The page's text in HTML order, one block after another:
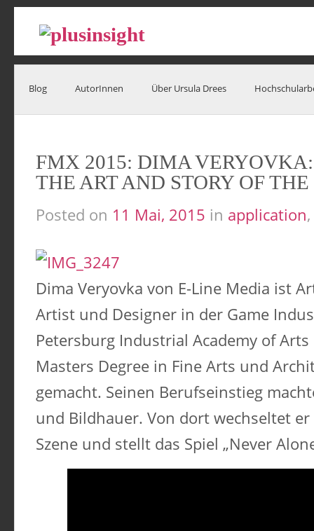
Blog AutorInnen Über Ursula Drees
FMX 2015: DIMA
THE ART AND STORY OF THE
Posted on 11 Mai, 2015 in application,
Dima Veryovka von E-Line Media ist
Artist und Designer in der Game
Petersburg Industrial Academy of
Masters Degree in Fine Arts und
gemacht. Seinen Berufseinstieg
und Bildhauer. Von dort wechseltet
Szene und stellt das Spiel „Never